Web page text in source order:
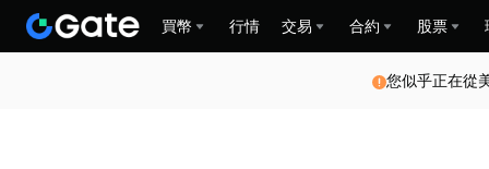
買幣 行情 交易 合約 股票
您似乎正在從